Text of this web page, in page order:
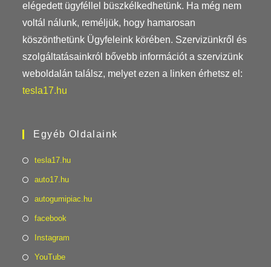
elégedett ügyféllel büszkélkedhetünk. Ha még nem
voltál nálunk, reméljük, hogy hamarosan
köszönthetünk Ügyfeleink körében. Szervizünkről és
szolgáltatásainkról bővebb információt a szervizünk
weboldalán találsz, melyet ezen a linken érhetsz el:
tesla17.hu
Egyéb Oldalaink
tesla17.hu
auto17.hu
autogumipiac.hu
facebook
Instagram
YouTube